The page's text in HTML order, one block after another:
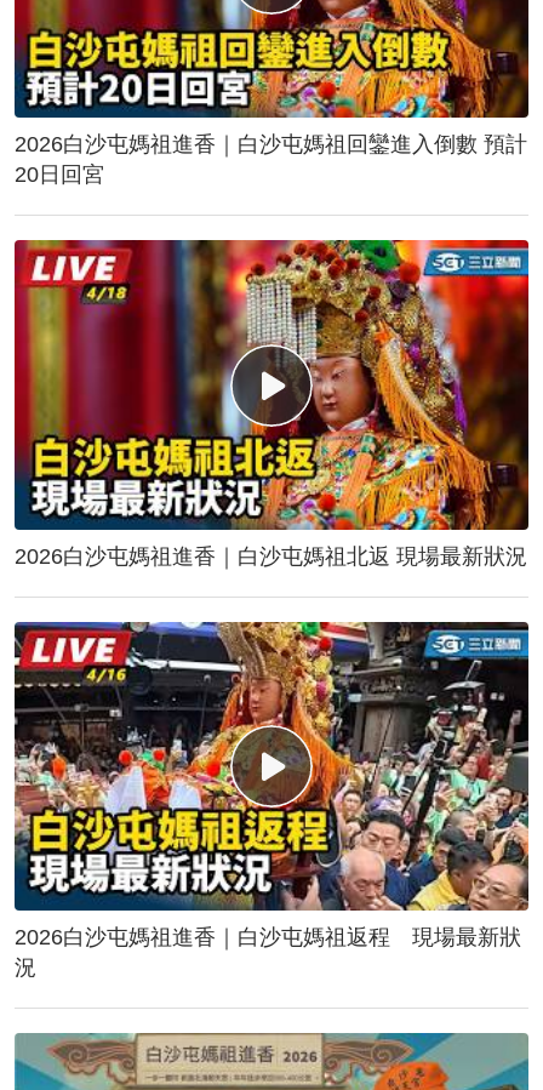
2026白沙屯媽祖進香｜白沙屯媽祖回鑾進入倒數 預計
20日回宮
2026白沙屯媽祖進香｜白沙屯媽祖北返 現場最新狀況
2026白沙屯媽祖進香｜白沙屯媽祖返程 現場最新狀
況